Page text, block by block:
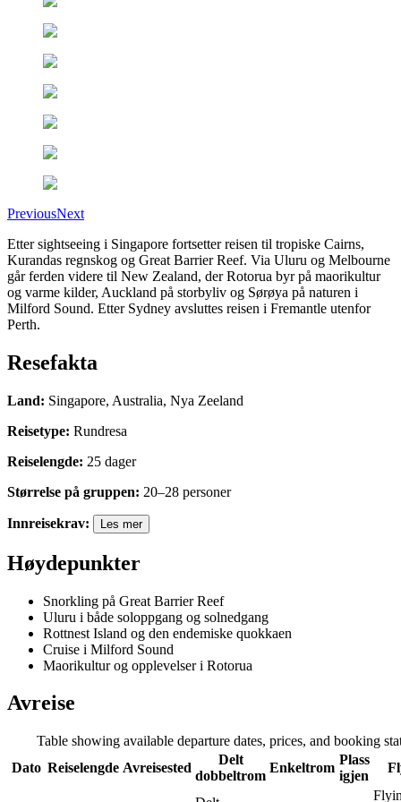
PreviousNext
Etter sightseeing i Singapore fortsetter reisen til tropiske Cairns,
Kurandas regnskog og Great Barrier Reef. Via Uluru og Melbourne
går ferden videre til New Zealand, der Rotorua byr på maorikultur
og varme kilder, Auckland på storbyliv og Sørøya på naturen i
Milford Sound. Etter Sydney avsluttes reisen i Fremantle utenfor
Perth.
Resefakta
Land: Singapore, Australia, Nya Zeeland
Reisetype: Rundresa
Reiselengde: 25 dager
Størrelse på gruppen: 20–28 personer
Innreisekrav: Les mer
Høydepunkter
Snorkling på Great Barrier Reef
Uluru i både soloppgang og solnedgang
Rottnest Island og den endemiske quokkaen
Cruise i Milford Sound
Maorikultur og opplevelser i Rotorua
Avreise
Table showing available departure dates, prices, and booking
Dato Reiselengde Avreisested
Delt
dobbeltrom
Enkeltrom
Plass
igjen